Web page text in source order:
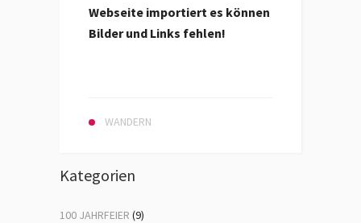
Webseite importiert es können
Bilder und Links fehlen!
WANDERN
Kategorien
100 JAHRFEIER (9)